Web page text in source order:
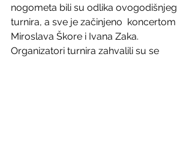
nogometa bili su odlika ovogodišnjeg
turnira, a sve je začinjeno  koncertom
Miroslava Škore i Ivana Zaka.
Organizatori turnira zahvalili su se